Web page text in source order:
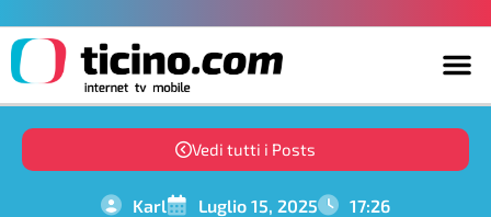
Vedi tutti i Posts
Karl Luglio 15, 2025 17:26